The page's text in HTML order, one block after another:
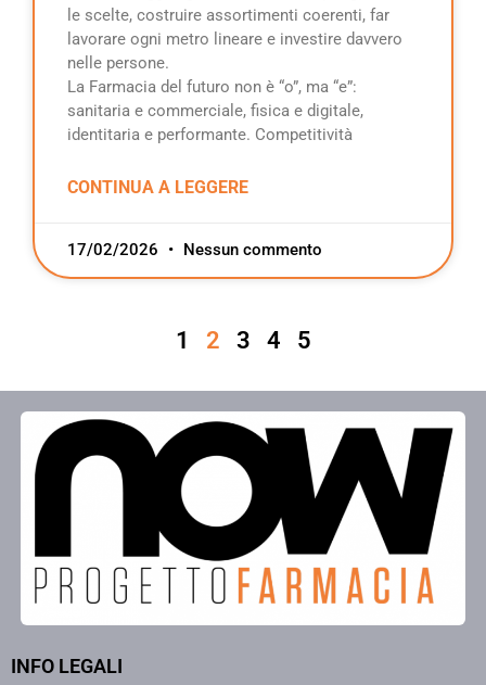
le scelte, costruire assortimenti coerenti, far
lavorare ogni metro lineare e investire davvero
nelle persone.
La Farmacia del futuro non è “o”, ma “e”:
sanitaria e commerciale, fisica e digitale,
identitaria e performante. Competitività
CONTINUA A LEGGERE
17/02/2026 Nessun commento
1 2 3 4 5
INFO LEGALI